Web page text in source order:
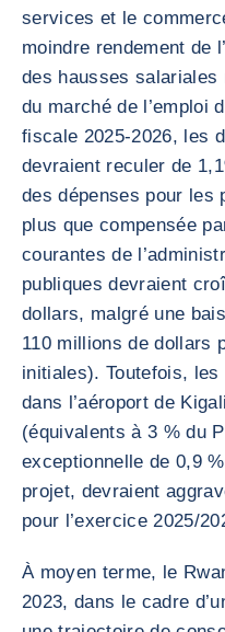
services et le
moindre rendement de
des hausses
du marché de l’emploi
fiscale 2025-2026, les
devraient reculer de
des dépenses pour les
plus que compensée
courantes de
publiques devraient
dollars, malgré une
110 millions de dollars
initiales). Toutefois,
dans l’aéroport de
(équivalents à 3 % du
exceptionnelle de 0,9
projet, devraient
pour l’exercice 2025/
À moyen terme, le
2023, dans le cadre